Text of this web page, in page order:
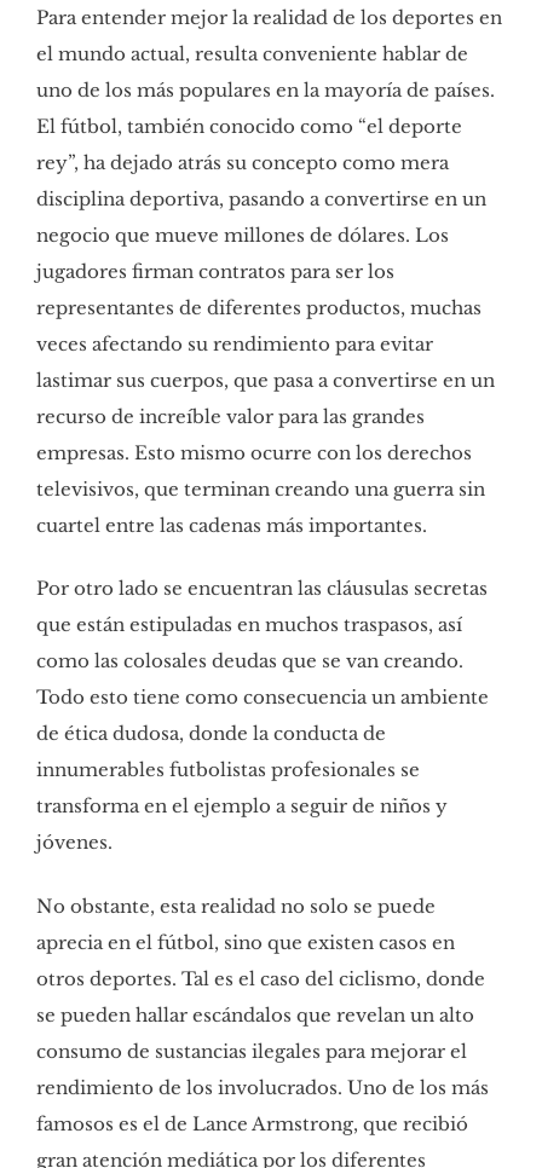
Para entender mejor la realidad de los deportes en
el mundo actual, resulta conveniente hablar de
uno de los más populares en la mayoría de países.
El fútbol, también conocido como “el deporte
rey”, ha dejado atrás su concepto como mera
disciplina deportiva, pasando a convertirse en un
negocio que mueve millones de dólares. Los
jugadores firman contratos para ser los
representantes de diferentes productos, muchas
veces afectando su rendimiento para evitar
lastimar sus cuerpos, que pasa a convertirse en un
recurso de increíble valor para las grandes
empresas. Esto mismo ocurre con los derechos
televisivos, que terminan creando una guerra sin
cuartel entre las cadenas más importantes.
Por otro lado se encuentran las cláusulas secretas
que están estipuladas en muchos traspasos, así
como las colosales deudas que se van creando.
Todo esto tiene como consecuencia un ambiente
de ética dudosa, donde la conducta de
innumerables futbolistas profesionales se
transforma en el ejemplo a seguir de niños y
jóvenes.
No obstante, esta realidad no solo se puede
aprecia en el fútbol, sino que existen casos en
otros deportes. Tal es el caso del ciclismo, donde
se pueden hallar escándalos que revelan un alto
consumo de sustancias ilegales para mejorar el
rendimiento de los involucrados. Uno de los más
famosos es el de Lance Armstrong, que recibió
gran atención mediática por los diferentes